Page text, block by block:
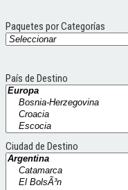
Paquetes por Categorías
País de Destino
Ciudad de Destino